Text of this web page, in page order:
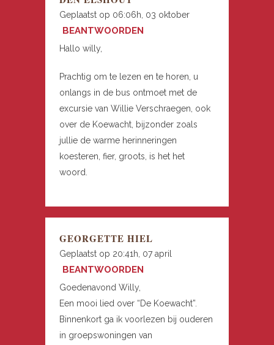
Geplaatst op 06:06h, 03 oktober
BEANTWOORDEN
Hallo willy,
Prachtig om te lezen en te horen, u
onlangs in de bus ontmoet met de
excursie van Willie Verschraegen, ook
over de Koewacht, bijzonder zoals
jullie de warme herinneringen
koesteren, fier, groots, is het het
woord.
GEORGETTE HIEL
Geplaatst op 20:41h, 07 april
BEANTWOORDEN
Goedenavond Willy,
Een mooi lied over “De Koewacht”.
Binnenkort ga ik voorlezen bij ouderen
in groepswoningen van